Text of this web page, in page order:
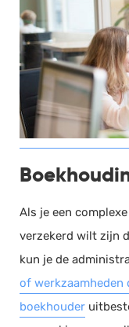
Als je een
verzekerd wilt zijn
kun je de
of werkzaamheden
boekhouder